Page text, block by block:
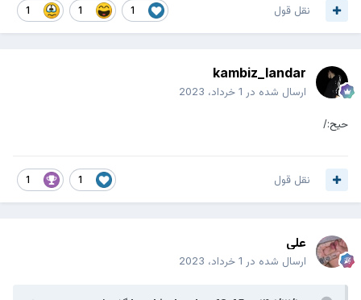
نقل قول
kambiz_landar
ارسال شده در
حیح:/
نقل قول
علی
ارسال شده در